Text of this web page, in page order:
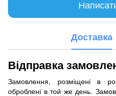
Доставка
Відправка
Замовлення, розміщені в
оброблені в той же день.